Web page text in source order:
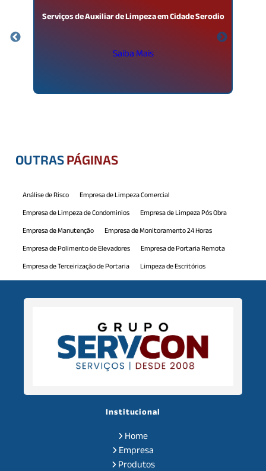
Serviços de Auxiliar de Limpeza em Cidade Serodio
Saiba Mais
OUTRASPÁGINAS
Análise de Risco
Empresa de Limpeza Comercial
Empresa de Limpeza de Condominios
Empresa de Limpeza Pós Obra
Empresa de Manutenção
Empresa de Monitoramento 24 Horas
Empresa de Polimento de Elevadores
Empresa de Portaria Remota
Empresa de Terceirização de Portaria
Limpeza de Escritórios
Limpeza de Piscina
Manutenção Comercial
Manutenção Predial
Monitoramento 24h
Mão de Obra Terceirizada
Portaria Virtual
Serviço de Jardinagem
Serviço de Monitoramento 24 Horas
Serviço de Portaria de Condominio
Serviço de Recepcionista
Serviços de Auxiliar de Limpeza
Serviços de Auxiliar de Serviços Gerais
Serviços de Limpeza Predial
Serviços de Terceirização
Terceirização de Auxiliar de Limpeza
Terceirização de Auxiliar de Serviços Gerais
Institucional
Home
Empresa
Produtos